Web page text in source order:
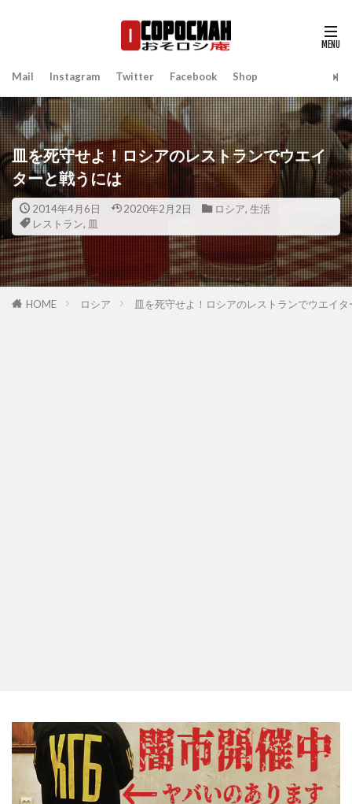
Mail Instagram Twitter Facebook Shop
皿を死守せよ！ロシアのレストランでウエイ
ターと戦うには
2014年4月6日 2020年2月2日 ロシア, 生活
レストラン, 皿
HOME ロシア 皿を死守せよ！ロシアのレストランでウエイ